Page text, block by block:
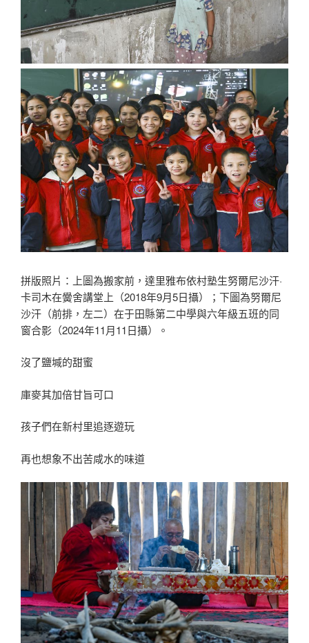
拼版照片：上圖為搬家前，達里雅布依村塾生努爾尼沙汗·
卡司木在黌舍講堂上（2018年9月5日攝）；下圖為努爾尼
沙汗（前排，左二）在于田縣第二中學與六年級五班的同
窗合影（2024年11月11日攝）。
沒了鹽堿的甜蜜
庫麥其加倍甘旨可口
孩子們在新村里追逐遊玩
再也想象不出苦咸水的味道